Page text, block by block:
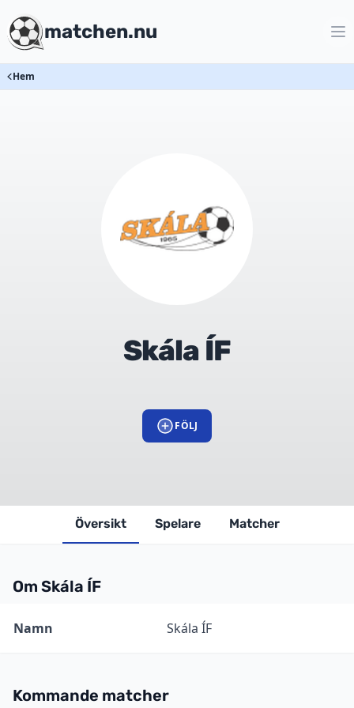
matchen.nu
Hem
Skála ÍF
FÖLJ
Översikt Spelare Matcher
Om Skála ÍF
Information
Namn Skála ÍF
Kommande matcher